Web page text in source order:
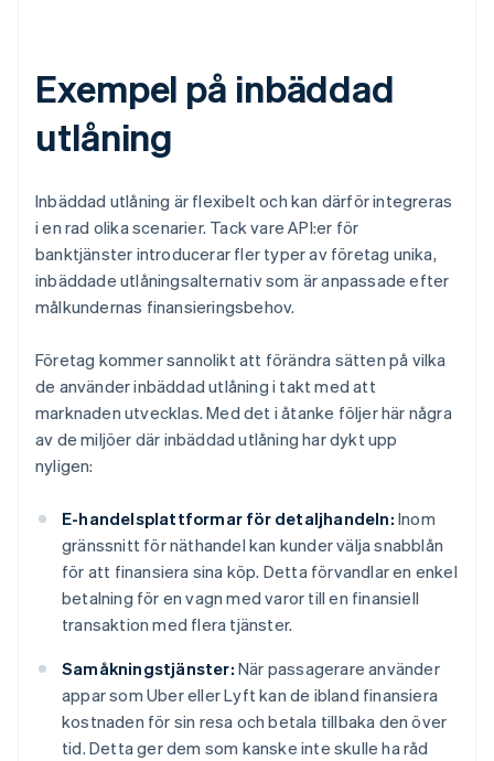
Exempel på inbäddad
utlåning
Inbäddad utlåning är flexibelt och kan därför integreras
i en rad olika scenarier. Tack vare API:er för
banktjänster introducerar fler typer av företag unika,
inbäddade utlåningsalternativ som är anpassade efter
målkundernas finansieringsbehov.
Företag kommer sannolikt att förändra sätten på vilka
de använder inbäddad utlåning i takt med att
marknaden utvecklas. Med det i åtanke följer här några
av de miljöer där inbäddad utlåning har dykt upp
nyligen:
E-handelsplattformar för detaljhandeln: Inom
gränssnitt för näthandel kan kunder välja snabblån
för att finansiera sina köp. Detta förvandlar en enkel
betalning för en vagn med varor till en finansiell
transaktion med flera tjänster.
Samåkningstjänster: När passagerare använder
appar som Uber eller Lyft kan de ibland finansiera
kostnaden för sin resa och betala tillbaka den över
tid. Detta ger dem som kanske inte skulle ha råd